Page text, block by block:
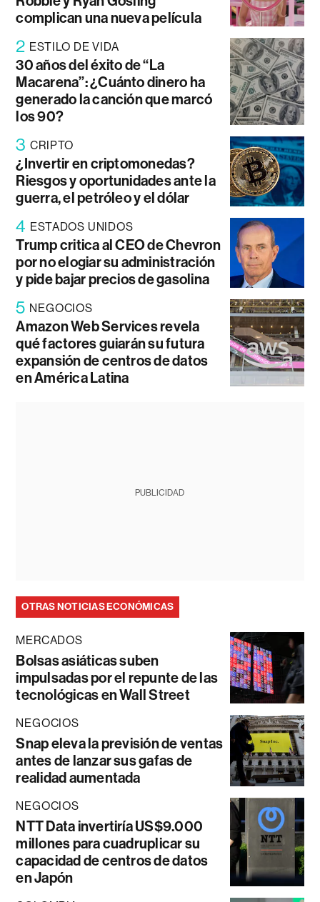
complican una nueva película
2 ESTILO DE VIDA
30 años del éxito de “La
Macarena”: ¿Cuánto dinero ha
generado la canción que marcó
los 90?
3 CRIPTO
¿Invertir en criptomonedas?
Riesgos y oportunidades ante la
guerra, el petróleo y el dólar
4 ESTADOS UNIDOS
Trump critica al CEO de Chevron
por no elogiar su administración
y pide bajar precios de gasolina
5 NEGOCIOS
Amazon Web Services revela
qué factores guiarán su futura
expansión de centros de datos
en América Latina
PUBLICIDAD
OTRAS NOTICIAS ECONÓMICAS
MERCADOS
Bolsas asiáticas suben
impulsadas por el repunte de las
tecnológicas en Wall Street
NEGOCIOS
Snap eleva la previsión de ventas
antes de lanzar sus gafas de
realidad aumentada
NEGOCIOS
NTT Data invertiría US$9.000
millones para cuadruplicar su
capacidad de centros de datos
en Japón